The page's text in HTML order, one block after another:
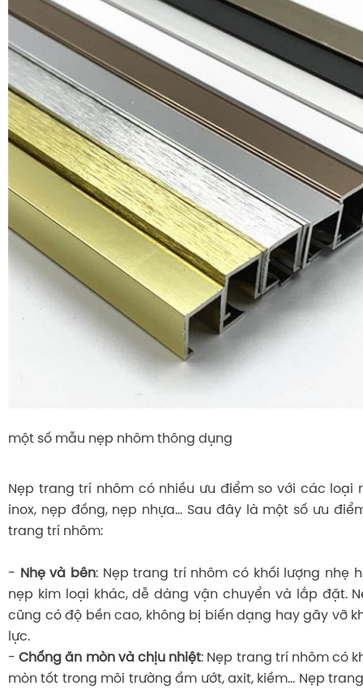
một số mẫu nẹp nhôm thông dụng
Nẹp trang trí nhôm có nhiều ưu điểm so với các loại
inox, nẹp đồng, nẹp nhựa... Sau đây là một số ưu
trang trí nhôm:
- Nhẹ và bền: Nẹp trang trí nhôm có khối lượng nhẹ
nẹp kim loại khác, dễ dàng vận chuyển và lắp đặt.
cũng có độ bền cao, không bị biến dạng hay gãy vỡ
lực.
-Chống ăn mòn và chịu nhiệt: Nẹp trang trí nhôm có
mòn tốt trong môi trường ẩm ướt, axit, kiềm... Nẹp